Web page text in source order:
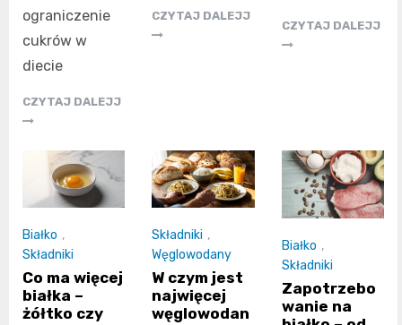
ograniczenie
cukrów w
diecie
CZYTAJ DALEJJ
CZYTAJ DALEJJ
CZYTAJ DALEJJ
Białko ,
Składniki
Co ma więcej
białka –
żółtko czy
Składniki ,
Węglowodany
W czym jest
najwięcej
węglowodan
Białko ,
Składniki
Zapotrzebo
wanie na